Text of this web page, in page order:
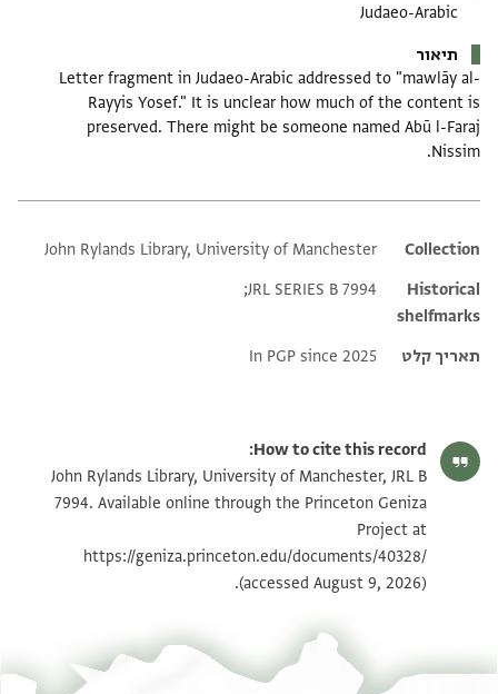
Judaeo-Arabic
תיאור
Letter fragment in Judaeo-Arabic addressed to "mawlāy al-
Rayyis Yosef." It is unclear how much of the content is
preserved. There might be someone named Abū l-Faraj
Nissim.
Additional metadata
Collection
John Rylands Library, University of Manchester
Historical
shelfmarks
JRL SERIES B 7994;
תאריך קלט In PGP since 2025
How to cite this record:
John Rylands Library, University of Manchester, JRL B
7994. Available online through the Princeton Geniza
Project at
https://geniza.princeton.edu/documents/40328/
(accessed August 9, 2026).